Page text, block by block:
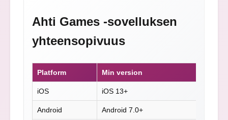
Ahti Games -sovelluksen
yhteensopivuus
Platform Min version
iOS iOS 13+
Android Android 7.0+